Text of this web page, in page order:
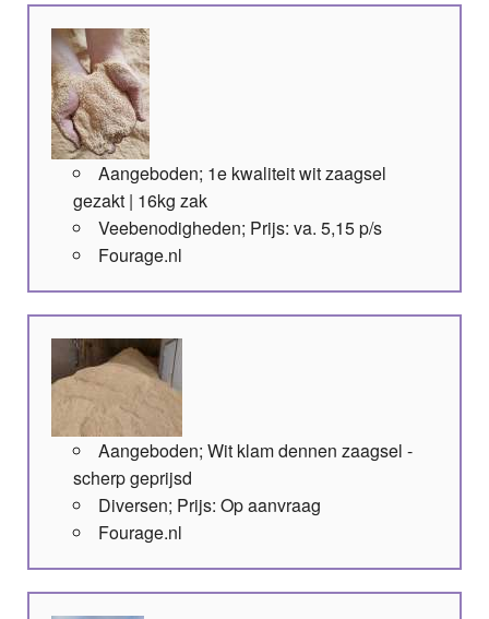
Aangeboden; 1e kwaliteit wit zaagsel
gezakt | 16kg zak
Veebenodigheden; Prijs: va. 5,15 p/s
Fourage.nl
Aangeboden; Wit klam dennen zaagsel -
scherp geprijsd
Diversen; Prijs: Op aanvraag
Fourage.nl